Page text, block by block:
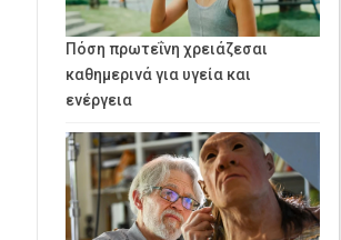
Πόση πρωτεΐνη χρειάζεσαι
καθημερινά για υγεία και
ενέργεια